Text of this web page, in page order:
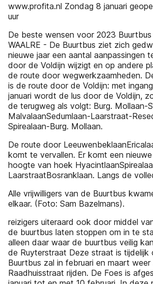
www.profita.nl Zondag 8 januari
uur
De beste wensen voor 2023
WAALRE - De Buurtbus ziet zich
nieuwe jaar een aantal aanpassingen
door de Voldijn wijzigt en op andere
de route door wegwerkzaamheden.
is de route door de Voldijn: met
januari wordt de lus door de Voldijn,
de terugweg als volgt: Burg. Mollaan-
MalvalaanSedumlaan-Laarstraat-
Spirealaan-Burg. Mollaan.
De route door
komt te vervallen. Er komt een
hoogte van hoek
LaarstraatBosranklaan. Langs de
Alle vrijwilligers van de Buurtbus
elkaar. (Foto: Sam Bazelmans).
reizigers uiteraard ook door middel
de buurtbus laten stoppen om in te
alleen daar waar de buurtbus veilig
de Ruyterstraat Deze straat is tijdelijk
Buurtbus zal in februari en maart weer
Raadhuisstraat rijden. De Foes is